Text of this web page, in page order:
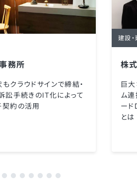
務所
クラウドサインで締結・
訟手続きのIT化によって
約の活用
建設
株
巨
ム連
ー
とは